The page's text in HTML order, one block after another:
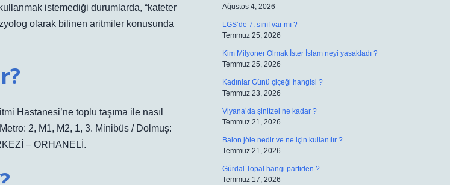
istemediği durumlarda, “kateter
olarak bilinen aritmiler konusunda
Hastanesi’ne toplu taşıma ile nasıl
2, M1, M2, 1, 3. Minibüs / Dolmuş:
– ORHANELİ.
Ağustos 4, 2026
LGS’de 7. sınıf var mı ?
Temmuz 25, 2026
Kim Milyoner Olmak İster İslam neyi yasakladı ?
Temmuz 25, 2026
Kadınlar Günü çiçeği hangisi ?
Temmuz 23, 2026
Viyana’da şinitzel ne kadar ?
Temmuz 21, 2026
Balon jöle nedir ve ne için kullanılır ?
Temmuz 21, 2026
Gürdal Topal hangi partiden ?
Temmuz 17, 2026